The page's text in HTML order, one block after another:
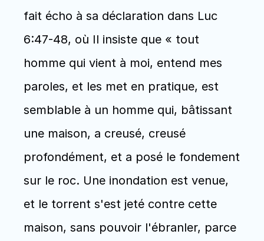
fait écho à sa déclaration dans Luc
6:47-48, où Il insiste que « tout
homme qui vient à moi, entend mes
paroles, et les met en pratique, est
semblable à un homme qui, bâtissant
une maison, a creusé, creusé
profondément, et a posé le fondement
sur le roc. Une inondation est venue,
et le torrent s'est jeté contre cette
maison, sans pouvoir l'ébranler, parce